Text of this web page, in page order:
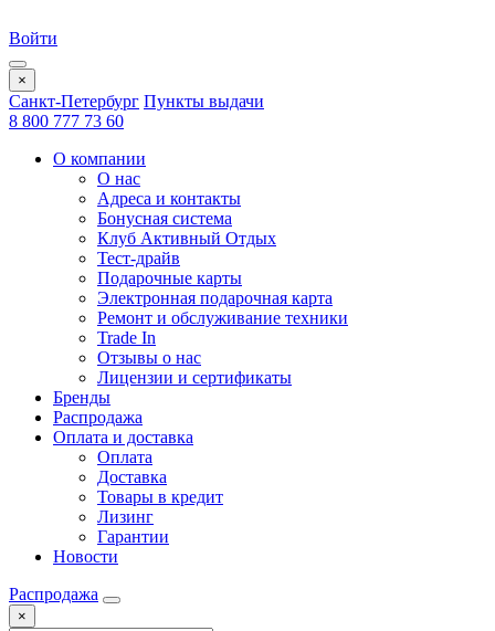
Войти
×
Санкт-Петербург Пункты выдачи
8 800 777 73 60
О компании
О нас
Адреса и контакты
Бонусная система
Клуб Активный Отдых
Тест-драйв
Подарочные карты
Электронная подарочная карта
Ремонт и обслуживание техники
Trade In
Отзывы о нас
Лицензии и сертификаты
Бренды
Распродажа
Оплата и доставка
Оплата
Доставка
Товары в кредит
Лизинг
Гарантии
Новости
Распродажа
×